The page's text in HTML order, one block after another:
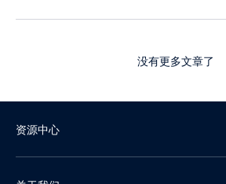
没有更多文章了
资源中心